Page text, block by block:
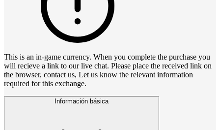
This is an in-game currency. When you complete the purchase you
will recieve a link to our live chat. Please place the received link on
the browser, contact us, Let us know the relevant information
required for this exchange.
Información básica